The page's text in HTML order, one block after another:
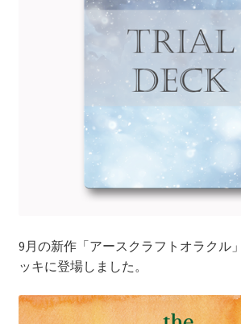
9月の新作「アースクラフトオラクル
ッキに登場しました。